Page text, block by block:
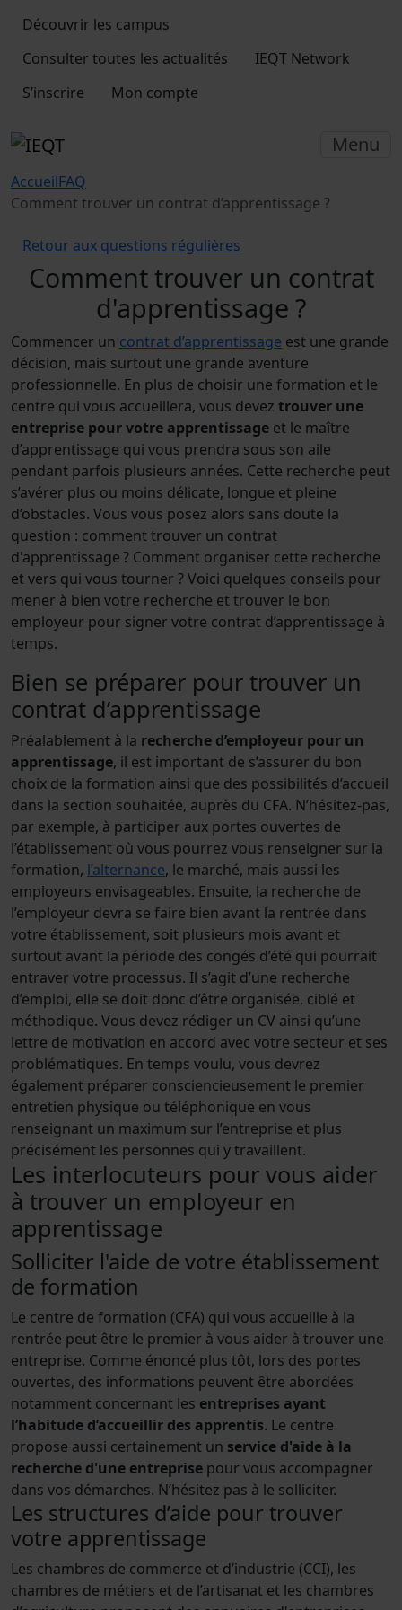
Découvrir les campus
Consulter toutes les actualités
IEQT Network
S’inscrire
Mon compte
Menu
AccueilFAQ
Comment trouver un contrat d’apprentissage ?
Retour aux questions régulières
Comment trouver un contrat
d'apprentissage ?
Commencer un contrat d’apprentissage est une grande
décision, mais surtout une grande aventure
professionnelle. En plus de choisir une formation et le
centre qui vous accueillera, vous devez trouver une
entreprise pour votre apprentissage et le maître
d’apprentissage qui vous prendra sous son aile
pendant parfois plusieurs années. Cette recherche peut
s’avérer plus ou moins délicate, longue et pleine
d’obstacles. Vous vous posez alors sans doute la
question : comment trouver un contrat
d'apprentissage ? Comment organiser cette recherche
et vers qui vous tourner ? Voici quelques conseils pour
mener à bien votre recherche et trouver le bon
employeur pour signer votre contrat d’apprentissage à
temps.
Bien se préparer pour trouver un
contrat d’apprentissage
Préalablement à la recherche d’employeur pour un
apprentissage, il est important de s’assurer du bon
choix de la formation ainsi que des possibilités d’accueil
dans la section souhaitée, auprès du CFA. N’hésitez-pas,
par exemple, à participer aux portes ouvertes de
l’établissement où vous pourrez vous renseigner sur la
formation, l’alternance, le marché, mais aussi les
employeurs envisageables. Ensuite, la recherche de
l’employeur devra se faire bien avant la rentrée dans
votre établissement, soit plusieurs mois avant et
surtout avant la période des congés d’été qui pourrait
entraver votre processus. Il s’agit d’une recherche
d’emploi, elle se doit donc d’être organisée, ciblé et
méthodique. Vous devez rédiger un CV ainsi qu’une
lettre de motivation en accord avec votre secteur et ses
problématiques. En temps voulu, vous devrez
également préparer consciencieusement le premier
entretien physique ou téléphonique en vous
renseignant un maximum sur l’entreprise et plus
précisément les personnes qui y travaillent.
Les interlocuteurs pour vous aider
à trouver un employeur en
apprentissage
Solliciter l'aide de votre établissement
de formation
Le centre de formation (CFA) qui vous accueille à la
rentrée peut être le premier à vous aider à trouver une
entreprise. Comme énoncé plus tôt, lors des portes
ouvertes, des informations peuvent être abordées
notamment concernant les entreprises ayant
l’habitude d’accueillir des apprentis. Le centre
propose aussi certainement un service d'aide à la
recherche d'une entreprise pour vous accompagner
dans vos démarches. N’hésitez pas à le solliciter.
Les structures d’aide pour trouver
votre apprentissage
Les chambres de commerce et d’industrie (CCI), les
chambres de métiers et de l’artisanat et les chambres